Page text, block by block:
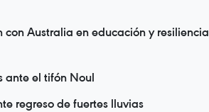
Australia en educación y resiliencia
ante el tifón Noul
regreso de fuertes lluvias